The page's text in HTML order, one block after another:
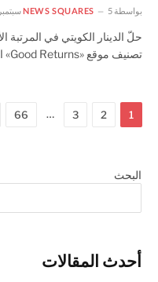
بواسطة NEWS SQUARES 5 سبتمبر، 2024
حلّ الدينار الكويتي في
تصنيف موقع «Good Returns» الذي قال إن الدينار الكويتي…
1
2
3
…
66
البحث
أحدث المقالات